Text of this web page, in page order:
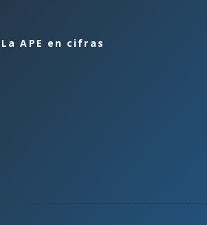
La APE en cifras